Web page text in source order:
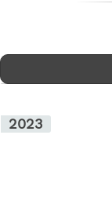
2023